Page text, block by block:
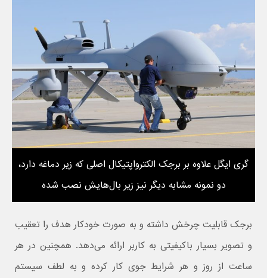
گری ایگل علاوه بر برجک الکترواپتیکال اصلی که زیر دماغه دارد،
دو نمونه مشابه دیگر نیز زیر بال‌هایش نصب شده
برجک قابلیت چرخش داشته و به صورت خودکار هدف را تعقیب
و تصویر بسیار باکیفیتی به کاربر ارائه می‌دهد. همچنین در هر
ساعت از روز و هر شرایط جوی کار کرده و به لطف سیستم